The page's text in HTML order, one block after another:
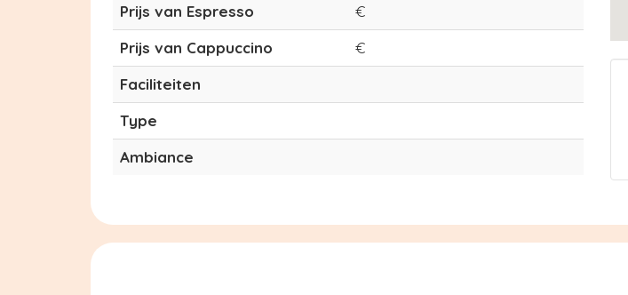
Prijs van Espresso
€
Prijs van Cappuccino
€
Faciliteiten
Type
Ambiance